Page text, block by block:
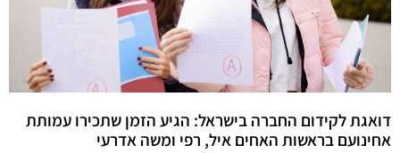
דואגת לקידום החברה בישראל: הגיע הזמן שתכירו עמותת
אחינועם בראשות האחים איל, רפי ומשה אדרעי